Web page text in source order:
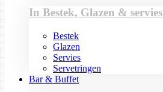
In Bestek, Glazen & servies
Bestek
Glazen
Servies
Servetringen
Bar & Buffet